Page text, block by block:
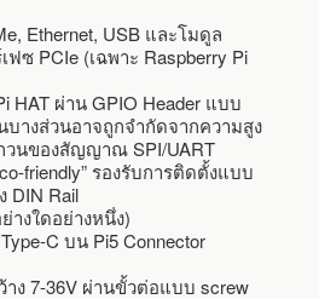
Ethernet, USB และโมดูล
ฟซ PCIe (เฉพาะ Raspberry Pi
HAT ผ่าน GPIO Header แบบ
บางส่วนอาจถูกจำกัดจากความสูง
วนของสัญญาณ SPI/UART
friendly” รองรับการติดตั้งแบบ
DIN Rail
างใดอย่างหนึ่ง)
C บน Pi5 Connector
ง 7-36V ผ่านขั้วต่อแบบ screw